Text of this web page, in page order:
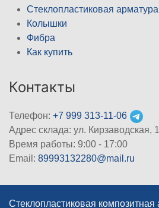
Стеклопластиковая арматура
Колышки
Фибра
Как купить
Контакты
Телефон: +7 999 313-11-06
Адрес склада: ул. Кирзаводская,
Время работы: 9:00 - 17:00
Email: 89993132280@mail.ru
Стеклопластиковая композитная